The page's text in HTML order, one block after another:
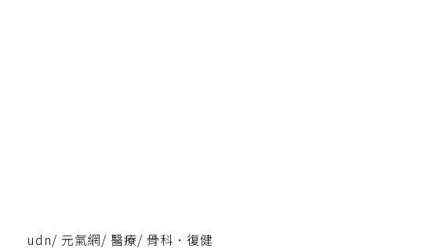
udn/ 元氣網/ 醫療/ 骨科．復健